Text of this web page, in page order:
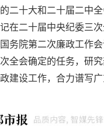
二十大和二十届二中
在二十届中央纪委三
务院第二次廉政工作
全会确定的任务，研
建设工作，合力谱写